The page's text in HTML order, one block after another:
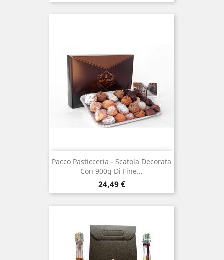
Pacco Pasticceria - Scatola Decorata
Con 900g Di Fine...
Prezzo
24,49 €